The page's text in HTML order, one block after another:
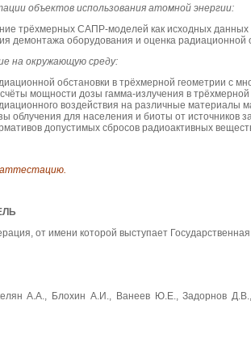
объектов использования атомной энергии:
трёхмерных САПР-моделей как исходных
демонтажа оборудования и оценка
на окружающую среду:
обстановки в трёхмерной геометрии с
мощности дозы гамма-излучения в
воздействия на различные материалы
облучения для населения и биоты от источников
допустимых сбросов радиоактивных
аттестацию.
от имени которой выступает
А.А., Блохин А.И., Ванеев Ю.Е., Задорнов